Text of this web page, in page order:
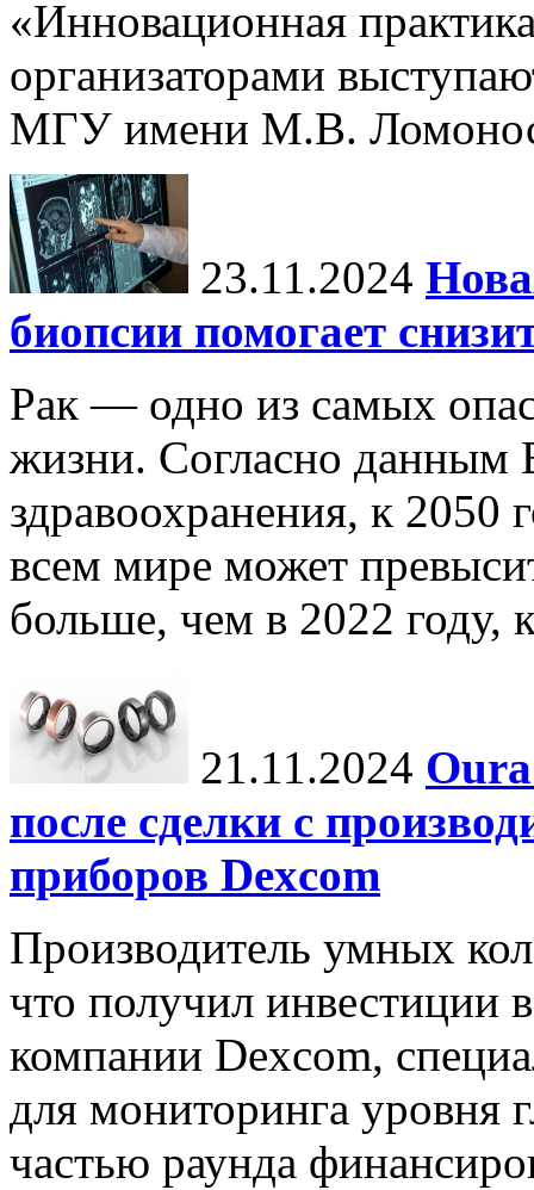
«Инновационная
организаторами
МГУ имени М.В.
23.11.2024
биопсии помогает
Рак — одно из самых
жизни. Согласно данным
здравоохранения, к 2050
всем мире может
больше, чем в 2022 году,
21.11.2024
после сделки с
приборов Dexcom
Производитель умных
что получил инвестиции
компании Dexcom,
для мониторинга уровня
частью раунда